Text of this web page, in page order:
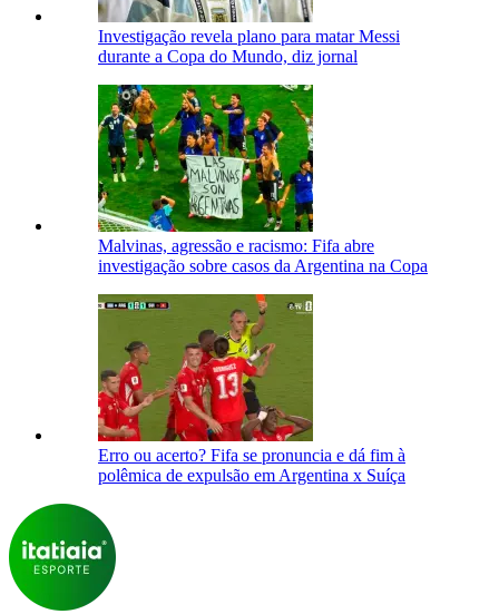
Investigação revela plano para matar Messi
durante a Copa do Mundo, diz jornal
Malvinas, agressão e racismo: Fifa abre
investigação sobre casos da Argentina na Copa
Erro ou acerto? Fifa se pronuncia e dá fim à
polêmica de expulsão em Argentina x Suíça